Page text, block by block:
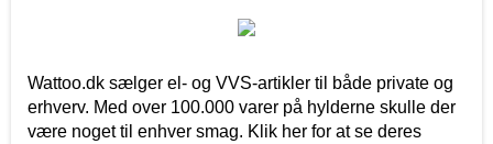
Wattoo.dk sælger el- og VVS-artikler til både private og
erhverv. Med over 100.000 varer på hylderne skulle der
være noget til enhver smag. Klik her for at se deres